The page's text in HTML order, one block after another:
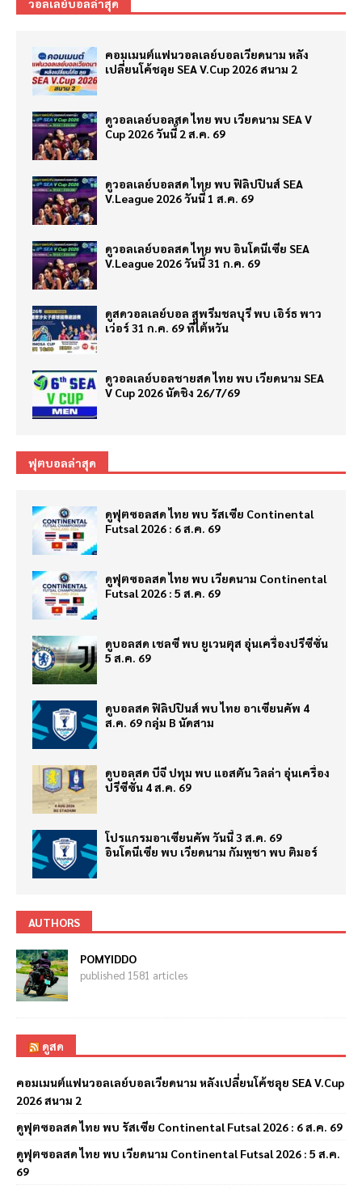
วอลเลย์บอลล่าสุด
คอมเมนต์แฟนวอลเลย์บอลเวียดนาม หลัง
เปลี่ยนโค้ชลุย SEA V.Cup 2026 สนาม 2
ดูวอลเลย์บอลสด ไทย พบ เวียดนาม SEA V
Cup 2026 วันนี้ 2 ส.ค. 69
ดูวอลเลย์บอลสด ไทย พบ ฟิลิปปินส์ SEA
V.League 2026 วันนี้ 1 ส.ค. 69
ดูวอลเลย์บอลสด ไทย พบ อินโดนีเซีย SEA
V.League 2026 วันนี้ 31 ก.ค. 69
ดูสดวอลเลย์บอล สุพรีมชลบุรี พบ เอิร์ธ พาว
เว่อร์ 31 ก.ค. 69 ที่ไต้หวัน
ดูวอลเลย์บอลชายสด ไทย พบ เวียดนาม SEA
V Cup 2026 นัดชิง 26/7/69
ฟุตบอลล่าสุด
ดูฟุตซอลสด ไทย พบ รัสเซีย Continental
Futsal 2026 : 6 ส.ค. 69
ดูฟุตซอลสด ไทย พบ เวียดนาม Continental
Futsal 2026 : 5 ส.ค. 69
ดูบอลสด เชลซี พบ ยูเวนตุส อุ่นเครื่องปรีซีซั่น
5 ส.ค. 69
ดูบอลสด ฟิลิปปินส์ พบ ไทย อาเซียนคัพ 4
ส.ค. 69 กลุ่ม B นัดสาม
ดูบอลสด บีจี ปทุม พบ แอสตัน วิลล่า อุ่นเครื่อง
ปรีซีซั่น 4 ส.ค. 69
โปรแกรมอาเซียนคัพ วันนี้ 3 ส.ค. 69
อินโดนีเซีย พบ เวียดนาม กัมพูชา พบ ติมอร์
AUTHORS
POMYIDDO
published 1581 articles
ดูสด
คอมเมนต์แฟนวอลเลย์บอลเวียดนาม หลังเปลี่ยนโค้ชลุย SEA V.Cup
2026 สนาม 2
ดูฟุตซอลสด ไทย พบ รัสเซีย Continental Futsal 2026 : 6 ส.ค. 69
ดูฟุตซอลสด ไทย พบ เวียดนาม Continental Futsal 2026 : 5 ส.ค.
69